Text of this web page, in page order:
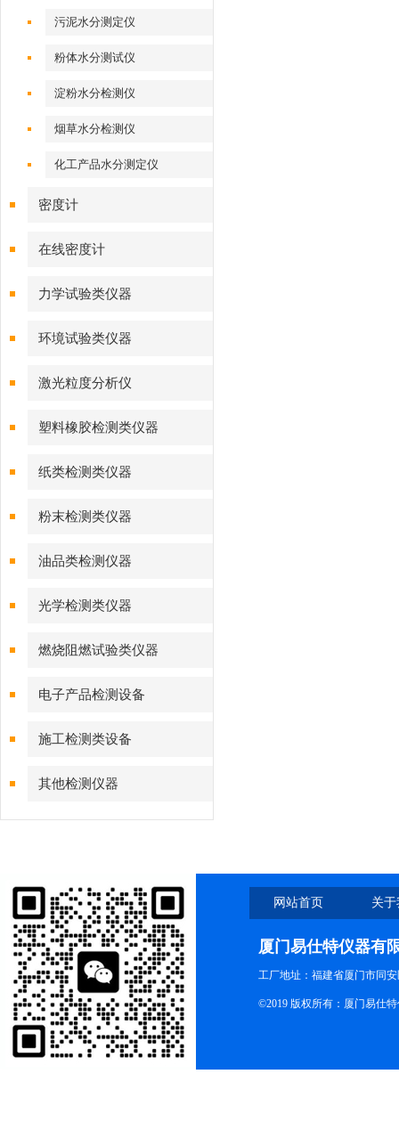
污泥水分测定仪
粉体水分测试仪
淀粉水分检测仪
烟草水分检测仪
化工产品水分测定仪
密度计
在线密度计
力学试验类仪器
环境试验类仪器
激光粒度分析仪
塑料橡胶检测类仪器
纸类检测类仪器
粉末检测类仪器
油品类检测仪器
光学检测类仪器
燃烧阻燃试验类仪器
电子产品检测设备
施工检测类设备
其他检测仪器
网站首页 关
厦门易仕特仪器有
工厂地址：福建省厦门市同
©2019 版权所有：厦门易仕